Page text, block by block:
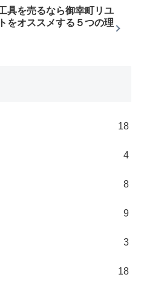
具を売るなら御幸町リユ
をオススメする５つの理
18
4
8
9
3
18